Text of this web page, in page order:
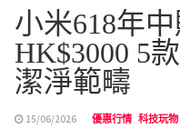
小米618年
HK$3000 5
潔淨範疇
15/06/2026 優惠行情 科技玩物